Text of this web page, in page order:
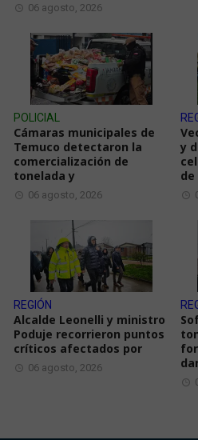
06 agosto, 2026
POLICIAL
Cámaras municipales de
Temuco detectaron la
comercialización de
tonelada y
06 agosto, 2026
y
de
REGIÓN
Alcalde Leonelli y ministro
Poduje recorrieron puntos
críticos afectados por
06 agosto, 2026